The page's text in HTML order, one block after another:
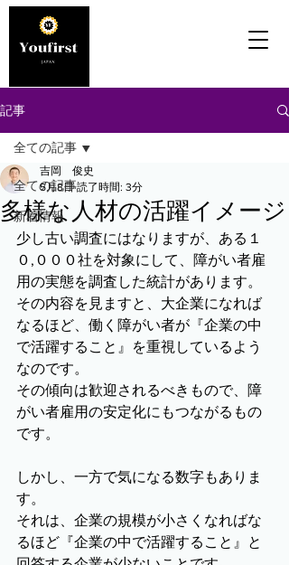
記事
全ての記事
新着情報
全ての記事
多様な人材の活躍イメージ
吉岡 俊史
5月8日 読了時間: 3分
少し古い調査にはなりますが、ある１
０,０００社を対象にして、障がい者雇
用の実態を調査した統計があります。
その内容を見ますと、大企業になれば
なるほど、働く障がい者が『企業の中
で活躍すること』を重視しているよう
なのです。
その傾向は歓迎されるべきもので、障
がい者雇用の安定化にもつながるもの
です。
しかし、一方で気になる数字もありま
す。
それは、企業の規模が小さくなればな
るほど『企業の中で活躍すること』と